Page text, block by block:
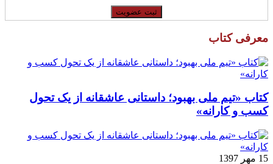
معرفی کتاب
کتاب «تیم ملی بهبود؛ داستانی عاشقانه از یک تحول
کسب و کارانه»
15 مهر 1397